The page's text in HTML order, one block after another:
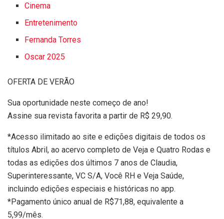
Cinema
Entretenimento
Fernanda Torres
Oscar 2025
OFERTA DE VERÃO
Sua oportunidade neste começo de ano!
Assine sua revista favorita a partir de R$ 29,90.
*Acesso ilimitado ao site e edições digitais de todos os
títulos Abril, ao acervo completo de Veja e Quatro Rodas e
todas as edições dos últimos 7 anos de Claudia,
Superinteressante, VC S/A, Você RH e Veja Saúde,
incluindo edições especiais e históricas no app.
*Pagamento único anual de R$71,88, equivalente a
5,99/mês.